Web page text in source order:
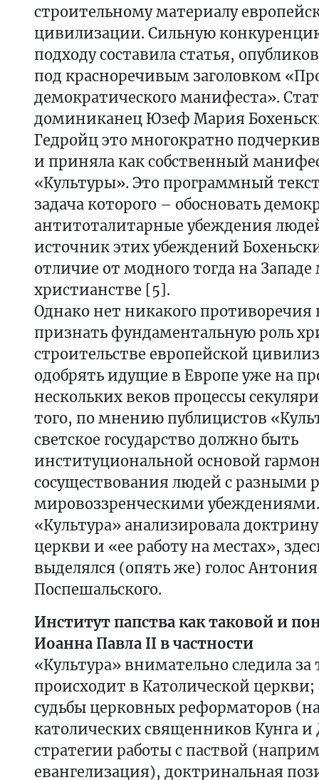
строительному материалу
цивилизации. Сильную
подходу составила статья,
под красноречивым заголовком
демократического манифеста».
доминиканец Юзеф Мария
Гедройц это многократно
и приняла как собственный
«Культуры». Это программный
задача которого – обосновать
антитоталитарные убеждения
источник этих убеждений
отличие от модного тогда на
христианстве [5].
Однако нет никакого противоречия
признать фундаментальную роль
строительстве европейской
одобрять идущие в Европе уже на
нескольких веков процессы
того, по мнению публицистов
светское государство должно быть
институциональной основой
сосуществования людей с разными
мировоззренческими
«Культура» анализировала
церкви и «ее работу на местах»,
выделялся (опять же) голос Антония
Поспешальского.
Институт папства как таковой и
Иоанна Павла II в частности
«Культура» внимательно следила за
происходит в Католической церкви;
судьбы церковных реформаторов
католических священников Кунга
стратегии работы с паствой
евангелизация), доктринальная